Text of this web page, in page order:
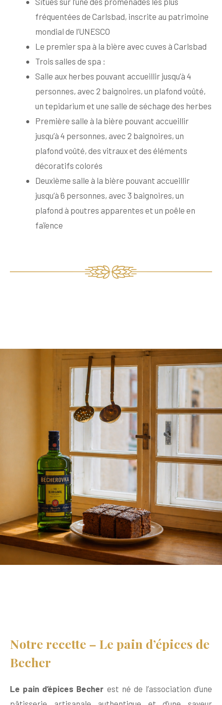
fréquentées de Carlsbad, inscrite au patrimoine
mondial de l’UNESCO
Le premier spa à la bière avec cuves à Carlsbad
Trois salles de spa :
Salle aux herbes pouvant accueillir jusqu’à 4
personnes, avec 2 baignoires, un plafond voûté,
un tepidarium et une salle de séchage des herbes
Première salle à la bière pouvant accueillir
jusqu’à 4 personnes, avec 2 baignoires, un
plafond voûté, des vitraux et des éléments
décoratifs colorés
Deuxième salle à la bière pouvant accueillir
jusqu’à 6 personnes, avec 3 baignoires, un
plafond à poutres apparentes et un poêle en
faïence
Notre recette – Le pain d’épices de
Becher
Le pain d’épices Becher est né de l’association d’une